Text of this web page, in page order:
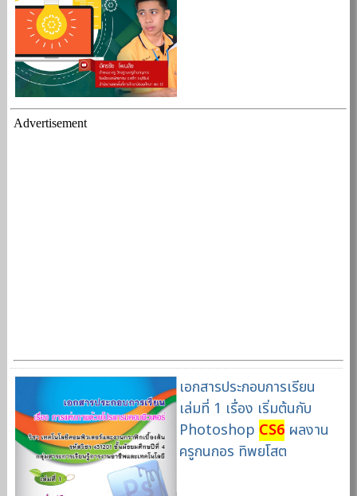
Advertisement
เอกสารประกอบการเรียน
เล่มที่ 1 เรื่อง เริ่มต้นกับ
Photoshop CS6ผลงาน
ครูกนกอร ทิพยโสต